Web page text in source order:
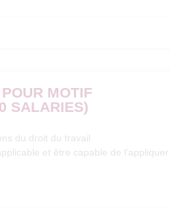
MOTIF
SALARIES)
du droit du travail
et être capable de l’appliquer